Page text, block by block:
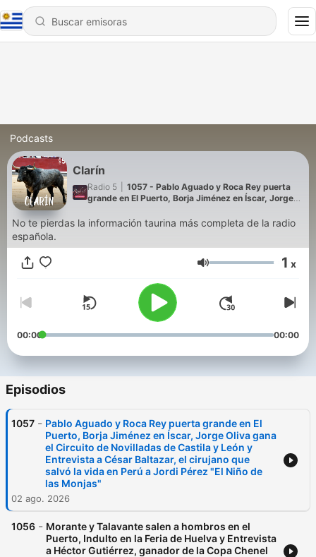
Podcasts
Clarín
Radio 5
1057 - Pablo Aguado y Roca Rey puerta
grande en El Puerto, Borja Jiménez en Íscar, Jorge
León y Entrevista a César Baltazar, el cirujano que
salvó la vida en Perú a Jordi Pérez "El Niño de las
No te pierdas la información taurina más completa de la radio
española.
Volumen 1 x
00:00 00:00
Episodios
1057 - Pablo Aguado y Roca Rey puerta grande en El
Puerto, Borja Jiménez en Íscar, Jorge Oliva gana
el Circuito de Novilladas de Castila y León y
Entrevista a César Baltazar, el cirujano que
salvó la vida en Perú a Jordi Pérez "El Niño de
las Monjas"
02 ago. 2026
1056 - Morante y Talavante salen a hombros en el
Puerto, Indulto en la Feria de Huelva y Entrevista
a Héctor Gutiérrez, ganador de la Copa Chenel